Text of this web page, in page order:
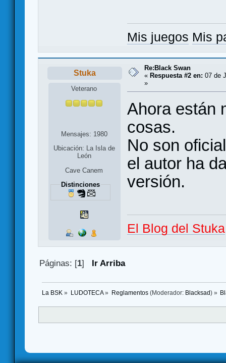
Mis juegos Mis
Stuka
Veterano
Mensajes: 1980
Ubicación: La Isla de
León
Cave Canem
Distinciones
Re:Black Swan
« Respuesta #2 en: 07 de
»
Ahora están
cosas.
No son
el autor ha
versión.
El Blog del Stuka
Páginas: [1] Ir Arriba
La BSK » LUDOTECA» Reglamentos(Moderador: Blacksad) »